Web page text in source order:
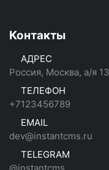
Контакты
АДРЕС
Россия, Москва, а/я
ТЕЛЕФОН
+7123456789
EMAIL
dev@instantcms.ru
TELEGRAM